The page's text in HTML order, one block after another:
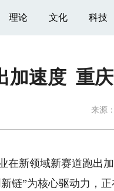
理论 文化 科技
加速度 重
来源：
新领域新赛道跑出加
链”为核心驱动力，